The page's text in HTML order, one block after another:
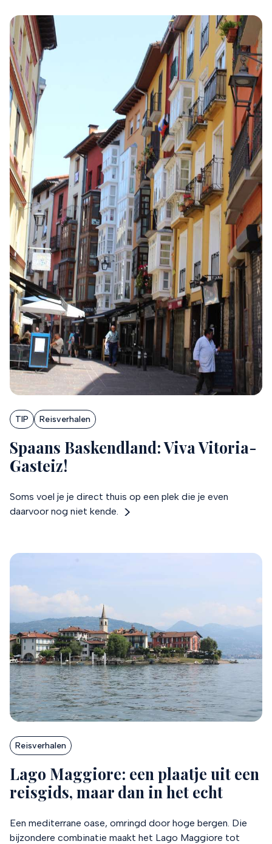
TIP Reisverhalen
Spaans Baskendland: Viva Vitoria-
Gasteiz!
Soms voel je je direct thuis op een plek die je even
daarvoor nog niet kende.
Reisverhalen
Lago Maggiore: een plaatje uit een
reisgids, maar dan in het echt
Een mediterrane oase, omringd door hoge bergen. Die
bijzondere combinatie maakt het Lago Maggiore tot